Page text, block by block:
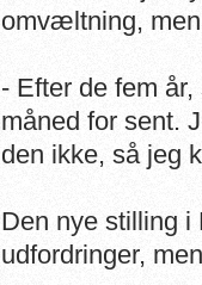
omvæltning,
- Efter de fem
måned for sent.
den ikke, så jeg
Den nye stilling
udfordringer,